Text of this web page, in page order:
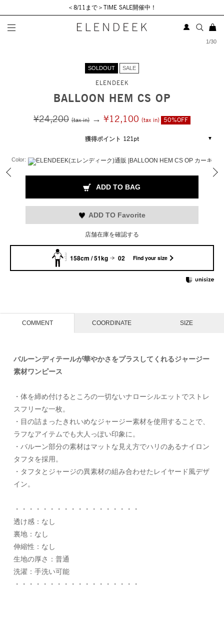
＜8/11まで＞TIME SALE開催中！
1/30
SOLDOUT SALE
ELENDEEK
BALLOON HEM CS OP
¥24,200 (tax in) → ¥12,100 (tax in) 50%OFF
獲得ポイント 121pt
Color:
ADD TO BAG
ADD TO Favorite
店舗在庫を確認する
158cm / 51kg 02 Find your size
COMMENT COORDINATE SIZE
バルーンディテールが華やかさをプラスしてくれるジャージー
素材ワンピース
・体を締め付けるところの一切ないナローシルエットでストレ
スフリーな一枚。
・目の詰まったきれいめなジャージー素材を使用することで、
ラフなアイテムでも大人っぽい印象に。
・バルーン部分の素材はマットな見え方でハリのあるナイロン
タフタを採用。
・タフタとジャージの異素材の組み合わせたレイヤード風デザ
イン。
・・・・・・・・・・・・・・・・・・
透け感：なし
裏地：なし
伸縮性：なし
生地の厚さ：普通
洗濯：手洗い可能
・・・・・・・・・・・・・・・・・・